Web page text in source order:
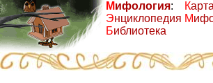
Мифология:
Энциклопедия
Библиотека
К
М